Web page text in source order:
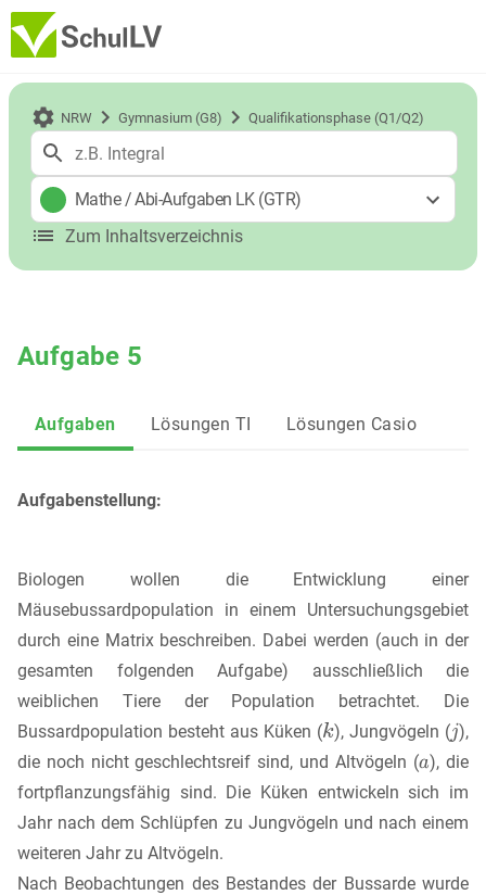
NRW Gymnasium (G8) Qualifikationsphase (Q1/Q2)
Mathe/Abi-Aufgaben LK (GTR)
Zum Inhaltsverzeichnis
Aufgabe 5
Aufgaben Lösungen TI Lösungen Casio
Aufgabenstellung:
Biologen wollen die Entwicklung einer
Mäusebussardpopulation in einem Untersuchungsgebiet
durch eine Matrix beschreiben. Dabei werden (auch in der
gesamten folgenden Aufgabe) ausschließlich die
weiblichen Tiere der Population betrachtet. Die
Bussardpopulation besteht aus Küken ( ), Jungvögeln ( ),
die noch nicht geschlechtsreif sind, und Altvögeln ( ), die
fortpflanzungsfähig sind. Die Küken entwickeln sich im
Jahr nach dem Schlüpfen zu Jungvögeln und nach einem
weiteren Jahr zu Altvögeln.
Nach Beobachtungen des Bestandes der Bussarde wurde